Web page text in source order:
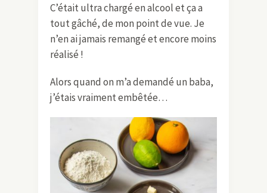
C’était ultra chargé en alcool et ça a
tout gâché, de mon point de vue. Je
n’en ai jamais remangé et encore moins
réalisé !
Alors quand on m’a demandé un baba,
j’étais vraiment embêtée…